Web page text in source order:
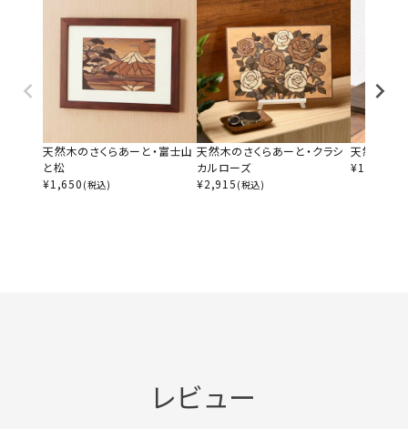
天然木のさくらあーと・富士山
と松
¥1,650 (税込)
天然木のさくらあーと・クラシ
カルローズ
¥2,915 (税込)
天然木のさ
¥1,650
レビュー